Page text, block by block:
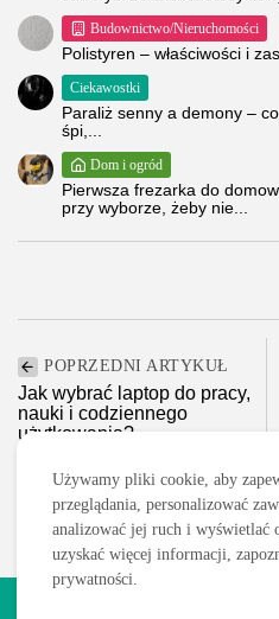
Budownictwo/Nieruchomości
Polistyren – właściwości i
Ciekawostki
Paraliż senny a demony –
śpi,...
Dom i ogród
Pierwsza frezarka do
przy wyborze, żeby nie...
POPRZEDNI ARTYKUŁ
Jak wybrać laptop do pracy,
nauki i codziennego
użytkowania?
IT/Nowe Technologie/Komputery
Używamy pliki cookie, aby
przeglądania, personalizować
analizować jej ruch i wyświetlać
uzyskać więcej informacji,
prywatności.